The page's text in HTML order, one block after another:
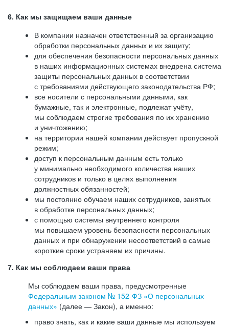
6. Как мы защищаем ваши данные
В компании назначен ответственный за организацию
обработки персональных данных и их защиту;
для обеспечения безопасности персональных данных
в наших информационных системах внедрена система
защиты персональных данных в соответствии
с требованиями действующего законодательства РФ;
все носители с персональными данными, как
бумажные, так и электронные, подлежат учёту,
мы соблюдаем строгие требования по их хранению
и уничтожению;
на территории нашей компании действует пропускной
режим;
доступ к персональным данным есть только
у минимально необходимого количества наших
сотрудников и только в целях выполнения
должностных обязанностей;
мы постоянно обучаем наших сотрудников, занятых
в обработке персональных данных;
с помощью системы внутреннего контроля
мы повышаем уровень безопасности персональных
данных и при обнаружении несоответствий в самые
короткие сроки устраняем их причины.
7. Как мы соблюдаем ваши права
Мы соблюдаем ваши права, предусмотренные
Федеральным законом № 152-ФЗ «О персональных
данных» (далее — Закон), а именно:
право знать, как и какие ваши данные мы используем